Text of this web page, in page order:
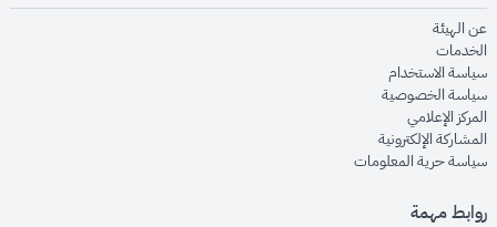
عن الهيئةopens in new window
الخدماتopens in new window
سياسة الاستخدام
سياسة الخصوصيةopens in new window
المركز الإعلاميopens in new window
المشاركة الإلكترونيةopens in new window
سياسة حرية المعلوماتopens in new window
روابط مهمة